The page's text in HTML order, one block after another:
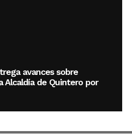
avances sobre
Alcaldía de Quintero por